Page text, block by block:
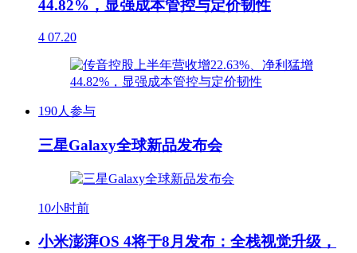
44.82%，显强成本管控与定价韧性
4 07.20
190人参与
三星Galaxy全球新品发布会
10小时前
小米澎湃OS 4将于8月发布：全栈视觉升级，